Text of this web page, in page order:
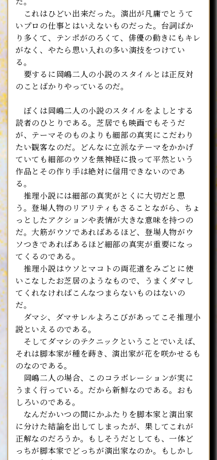
これはひどい出来だった。演出が凡庸でとうて
いプロの仕事とはいえないものだった。台詞ばか
り多くて、テンポがのろくて、俳優の動きにもキレ
がなく、やたら思い入れの多い演技をつけてい
る。
要するに岡嶋二人の小説のスタイルとは正反対
のことばかりやっているのだ。
ぼくは岡嶋二人の小説のスタイルをよしとする
読者のひとりである。芝居でも映画でもそうだ
が、テーマそのものよりも細部の真実にこだわり
たい観客なのだ。どんなに立派なテーマをかかげ
ていても細部のウソを無神経に扱って平然という
作品とその作り手は絶対に信用できないのであ
る。
推理小説には細部の真実がとくに大切だと思
う。登場人物のリアリティもさることながら、ちょ
っとしたアクションや表情が大きな意味を持つの
だ。大筋がウソであればあるほど、登場人物がウ
ソつきであればあるほど細部の真実が重要になっ
てくるのである。
推理小説はウソとマコトの両花道をみごとに使
いこなしたお芝居のようなもので、うまくダマし
てくれなければこんなつまらないものはないの
だ。
ダマシ、ダマサレルよろこびがあってこそ推理小
説といえるのである。
そしてダマシのテクニックということでいえば、
それは脚本家が種を蒔き、演出家が花を咲かせるも
のなのである。
岡嶋二人の場合、このコラボレーションが実に
うまく行っている。だから新鮮なのである。おも
しろいのである。
なんだかいつの間にかふたりを脚本家と演出家
に分けた結論を出してしまったが、果してこれが
正解なのだろうか。もしそうだとしても、一体ど
っちが脚本家でどっちが演出家なのか。もしかし